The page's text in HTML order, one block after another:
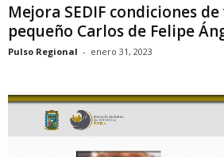
Mejora SEDIF condiciones
pequeño Carlos de Felipe
Pulso Regional - enero 31, 2023